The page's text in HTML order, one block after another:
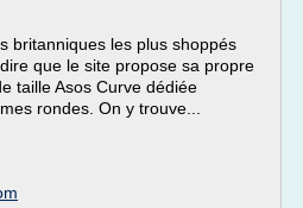
britanniques les plus shoppés
que le site propose sa propre
taille Asos Curve dédiée
rondes. On y trouve...